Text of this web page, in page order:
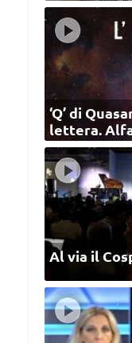
‘Q’ di
lettera.
Al via il